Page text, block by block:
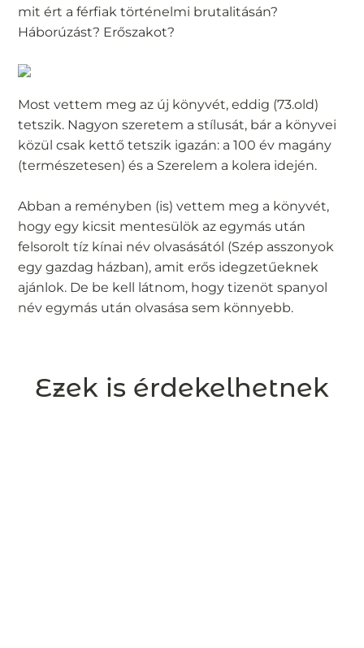
mit ért a férfiak történelmi brutalitásán?
Háborúzást? Erőszakot?
Most vettem meg az új könyvét, eddig (73.old)
tetszik. Nagyon szeretem a stílusát, bár a könyvei
közül csak kettő tetszik igazán: a 100 év magány
(természetesen) és a Szerelem a kolera idején.
Abban a reményben (is) vettem meg a könyvét,
hogy egy kicsit mentesülök az egymás után
felsorolt tíz kínai név olvasásától (Szép asszonyok
egy gazdag házban), amit erős idegzetűeknek
ajánlok. De be kell látnom, hogy tizenöt spanyol
név egymás után olvasása sem könnyebb.
Ezek is érdekelhetnek